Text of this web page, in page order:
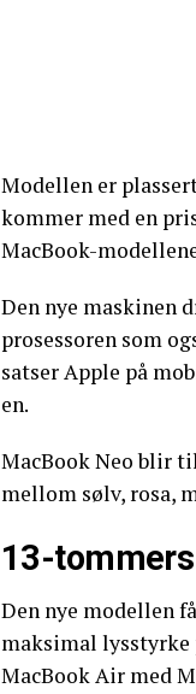
Modellen er
kommer med en
MacBook-
Den nye maskinen
prosessoren som
satser Apple på
en.
MacBook Neo blir
mellom sølv, rosa,
13-
Den nye modellen
maksimal lysstyrke
MacBook Air med